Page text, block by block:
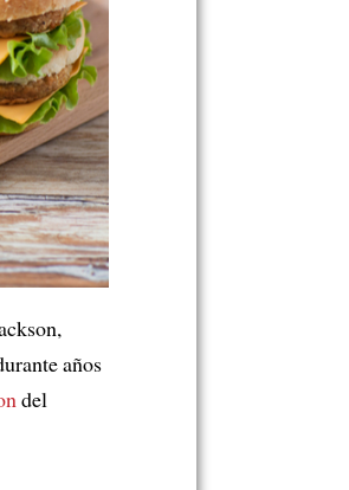
años
del